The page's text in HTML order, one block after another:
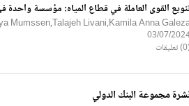
القوى العاملة في قطاع المياه: مؤسسة واحدة
Mumssen,Talajeh Livani,Kamila Anna
03/07/
مجموعة البنك الدولي